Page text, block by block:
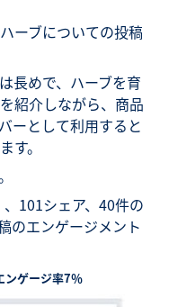
ーブについての投稿
長めで、ハーブを育
紹介しながら、商品
ーとして利用すると
す。
101シェア、40件の
のエンゲージメント
ゲージ率7％